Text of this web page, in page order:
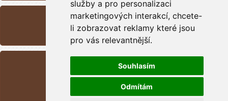
služby a pro personalizaci
marketingových interakcí, chcete-
li zobrazovat reklamy které jsou
pro vás relevantnější.
Souhlasím
Odmítám
RSS
Přehled zdrojů
1699112
Měsíc:
47768
741